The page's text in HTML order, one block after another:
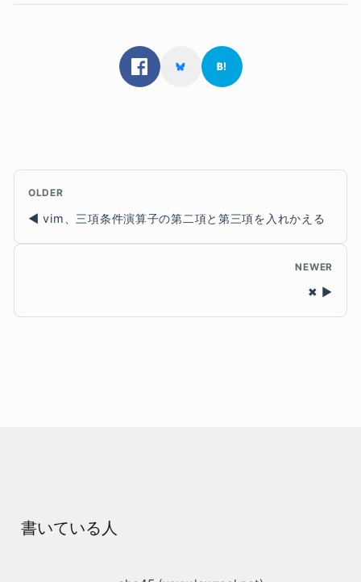
OLDER
vim、三項条件演算子の第二項と第三項を入れかえる
NEWER
✖
書いている人